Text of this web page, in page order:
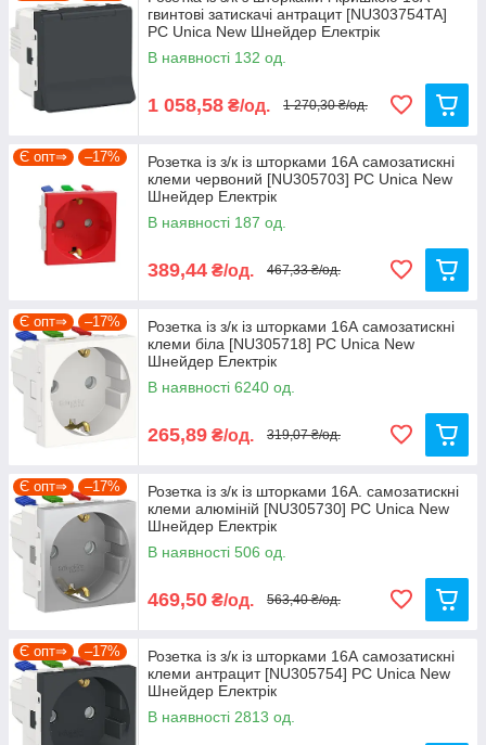
гвинтові затискачі антрацит [NU303754TA]
PC Unica New Шнейдер Електрік
В наявності 132 од.
1 058,58 ₴/од. 1 270,30 ₴/од.
Є опт⇒ –17%
Розетка із з/к із шторками 16А самозатискні
клеми червоний [NU305703] PC Unica New
Шнейдер Електрік
В наявності 187 од.
389,44 ₴/од. 467,33 ₴/од.
Є опт⇒ –17%
Розетка із з/к із шторками 16А самозатискні
клеми біла [NU305718] PC Unica New
Шнейдер Електрік
В наявності 6240 од.
265,89 ₴/од. 319,07 ₴/од.
Є опт⇒ –17%
Розетка із з/к із шторками 16А. самозатискні
клеми алюміній [NU305730] PC Unica New
Шнейдер Електрік
В наявності 506 од.
469,50 ₴/од. 563,40 ₴/од.
Є опт⇒ –17%
Розетка із з/к із шторками 16А самозатискні
клеми антрацит [NU305754] PC Unica New
Шнейдер Електрік
В наявності 2813 од.